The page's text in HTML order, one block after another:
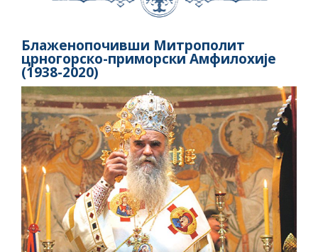
Блаженопочивши Митрополит
црногорско-приморски Амфилохије
(1938-2020)